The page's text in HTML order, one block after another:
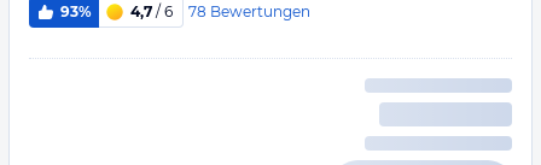
93% 4,7 / 6 78 Bewertungen